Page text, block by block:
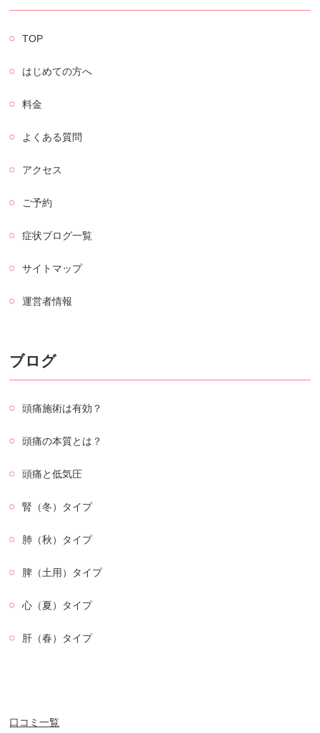
TOP
はじめての方へ
料金
よくある質問
アクセス
ご予約
症状ブログ一覧
サイトマップ
運営者情報
ブログ
頭痛施術は有効？
頭痛の本質とは？
頭痛と低気圧
腎（冬）タイプ
肺（秋）タイプ
脾（土用）タイプ
心（夏）タイプ
肝（春）タイプ
口コミ一覧